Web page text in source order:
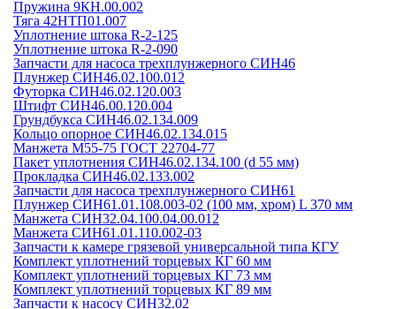
Пружина 9КН.00.002
Тяга 42НТП01.007
Уплотнение штока R-2-125
Уплотнение штока R-2-090
Запчасти для насоса трехплунжерного СИН46
Плунжер СИН46.02.100.012
Футорка СИН46.02.120.003
Штифт СИН46.00.120.004
Грундбукса СИН46.02.134.009
Кольцо опорное СИН46.02.134.015
Манжета М55-75 ГОСТ 22704-77
Пакет уплотнения СИН46.02.134.100 (d 55 мм)
Прокладка СИН46.02.133.002
Запчасти для насоса трехплунжерного СИН61
Плунжер СИН61.01.108.003-02 (100 мм, хром) L 370 мм
Манжета СИН32.04.100.04.00.012
Манжета СИН61.01.110.002-03
Запчасти к камере грязевой универсальной типа КГУ
Комплект уплотнений торцевых КГ 60 мм
Комплект уплотнений торцевых КГ 73 мм
Комплект уплотнений торцевых КГ 89 мм
Запчасти к насосу СИН32.02